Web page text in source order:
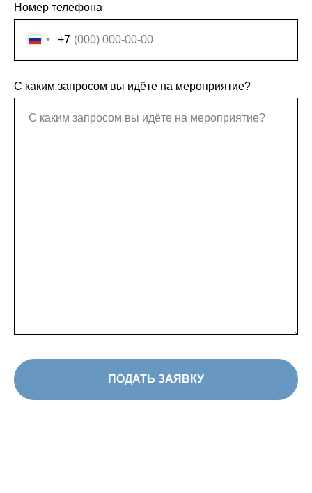
Номер телефона
+7
С каким запросом вы идёте на мероприятие?
ПОДАТЬ ЗАЯВКУ